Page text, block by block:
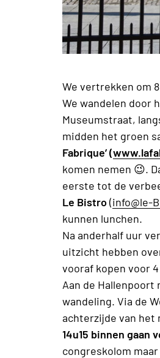
We vertrekken om
We wandelen door
Museumstraat,
midden het groen
Fabrique’ (
komen nemen 😉.
eerste tot de
Le Bistro(info@le-
kunnen lunchen.
Na anderhalf uur
uitzicht hebben
vooraf kopen voor
Aan de
wandeling. Via de
achterzijde van het
14u15 binnen gaan
congreskolom